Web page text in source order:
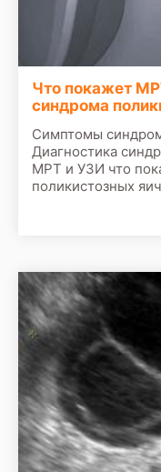
Что покажет
синдрома
Симптомы
Диагностика
МРТ и УЗИ что
поликистозных